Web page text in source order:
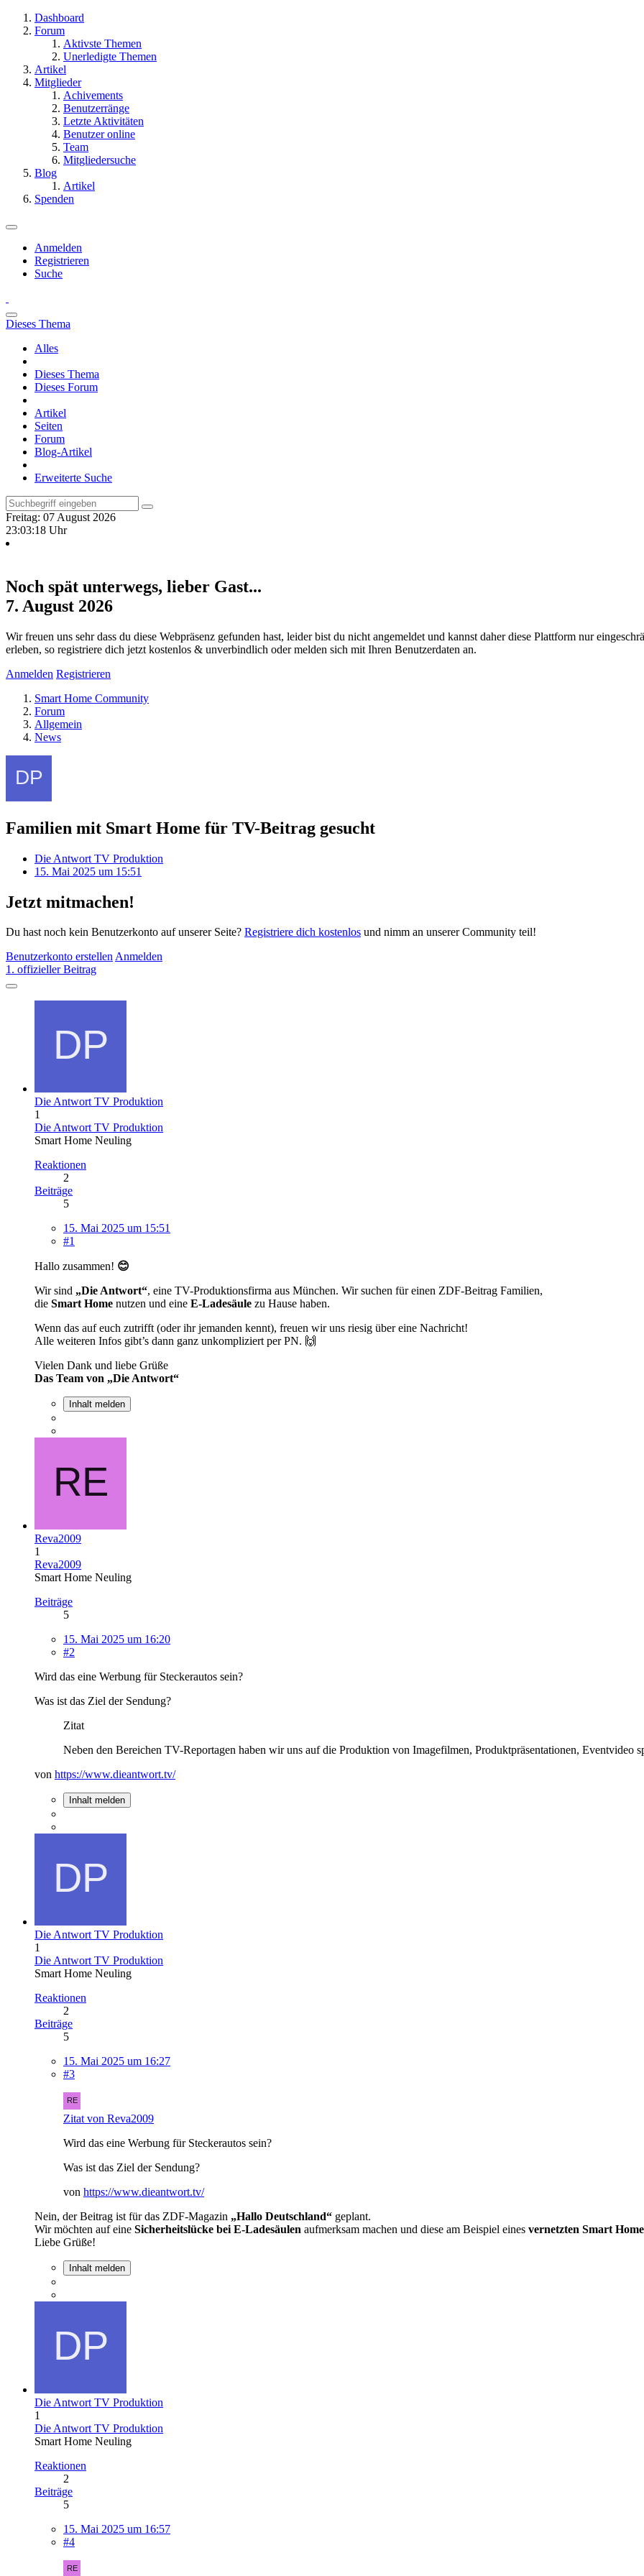
Dashboard
Forum
Aktivste Themen
Unerledigte Themen
Artikel
Mitglieder
Achivements
Benutzerränge
Letzte Aktivitäten
Benutzer online
Team
Mitgliedersuche
Blog
Artikel
Spenden
Anmelden
Registrieren
Suche
Dieses Thema
Alles
Dieses Thema
Dieses Forum
Artikel
Seiten
Forum
Blog-Artikel
Erweiterte Suche
Freitag: 07 August 2026
23:03:19 Uhr
Noch spät unterwegs, lieber Gast...
7. August 2026
Wir freuen uns sehr dass du diese Webpräsenz gefunden hast, leider bist du nicht angemeldet und kannst daher diese Plattform nur
erleben, so registriere dich jetzt kostenlos & unverbindlich oder melden sich mit Ihren Benutzerdaten an.
Anmelden Registrieren
Smart Home Community
Forum
Allgemein
News
Familien mit Smart Home für TV-Beitrag gesucht
Die Antwort TV Produktion
15. Mai 2025 um 15:51
Jetzt mitmachen!
Du hast noch kein Benutzerkonto auf unserer Seite? Registriere dich kostenlos und nimm an unserer Community teil!
Benutzerkonto erstellenAnmelden
1. offizieller Beitrag
Die Antwort TV Produktion
1
Die Antwort TV Produktion
Smart Home Neuling
Reaktionen
2
Beiträge
5
15. Mai 2025 um 15:51
#1
Hallo zusammen! 😊
Wir sind „Die Antwort“, eine TV-Produktionsfirma aus München. Wir suchen für einen ZDF-Beitrag Familien,
die Smart Home nutzen und eine E-Ladesäule zu Hause haben.
Wenn das auf euch zutrifft (oder ihr jemanden kennt), freuen wir uns riesig über eine Nachricht!
Alle weiteren Infos gibt’s dann ganz unkompliziert per PN. 🙌
Vielen Dank und liebe Grüße
Das Team von „Die Antwort“
Inhalt melden
Reva2009
1
Reva2009
Smart Home Neuling
Beiträge
5
15. Mai 2025 um 16:20
#2
Wird das eine Werbung für Steckerautos sein?
Was ist das Ziel der Sendung?
Zitat
Neben den Bereichen TV-Reportagen haben wir uns auf die Produktion von Imagefilmen, Produktpräsentationen, Eventvideo
von https://www.dieantwort.tv/
Inhalt melden
Die Antwort TV Produktion
1
Die Antwort TV Produktion
Smart Home Neuling
Reaktionen
2
Beiträge
5
15. Mai 2025 um 16:27
#3
Zitat von Reva2009
Wird das eine Werbung für Steckerautos sein?
Was ist das Ziel der Sendung?
von https://www.dieantwort.tv/
Nein, der Beitrag ist für das ZDF-Magazin „Hallo Deutschland“ geplant.
Wir möchten auf eine Sicherheitslücke bei E-Ladesäulen aufmerksam machen und diese am Beispiel eines vernetzten Smart
Liebe Grüße!
Inhalt melden
Die Antwort TV Produktion
1
Die Antwort TV Produktion
Smart Home Neuling
Reaktionen
2
Beiträge
5
15. Mai 2025 um 16:57
#4